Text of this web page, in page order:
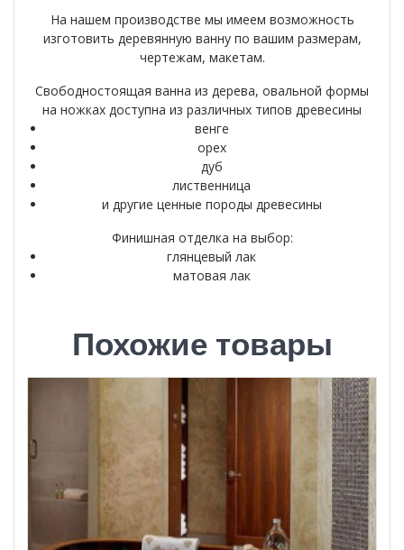
На нашем производстве мы имеем возможность
изготовить деревянную ванну по вашим размерам,
чертежам, макетам.
Свободностоящая ванна из дерева, овальной формы
на ножках доступна из различных типов древесины
венге
орех
дуб
лиственница
и другие ценные породы древесины
Финишная отделка на выбор:
глянцевый лак
матовая лак
Похожие товары